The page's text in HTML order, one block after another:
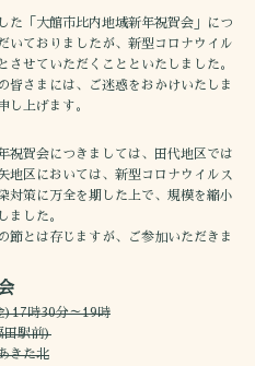
た「大館市比内地域新年祝賀会」につ
いておりましたが、新型コロナウイル
させていただくことといたしました。
皆さまには、ご迷惑をおかけいたしま
し上げます。
賀会につきましては、田代地区では
地区においては、新型コロナウイルス
対策に万全を期した上で、規模を縮小
ました。
とは存じますが、ご参加いただきま
)17時30分～19時
田駅前)
きた北